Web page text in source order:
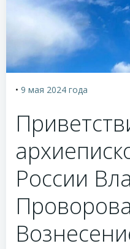
• 9 мая 2024 года
России